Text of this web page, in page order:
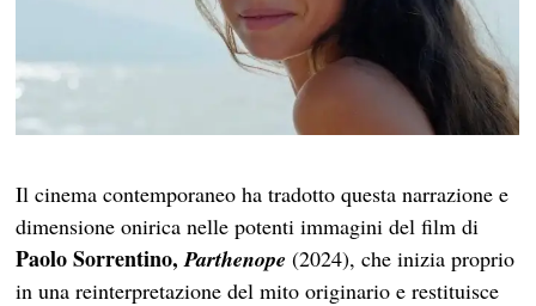
Il cinema contemporaneo ha tradotto questa narrazione e
dimensione onirica nelle potenti immagini del film di
Paolo Sorrentino,Parthenope (2024), che inizia proprio
in una reinterpretazione del mito originario e restituisce